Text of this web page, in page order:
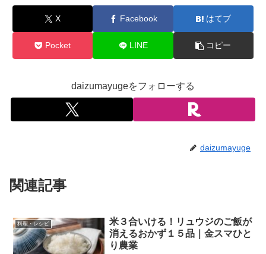
X Facebook はてブ
Pocket LINE コピー
daizumayugeをフォローする
daizumayuge
関連記事
料理・レシピ
米３合いける！リュウジのご飯が
消えるおかず１５品｜金スマひと
り農業